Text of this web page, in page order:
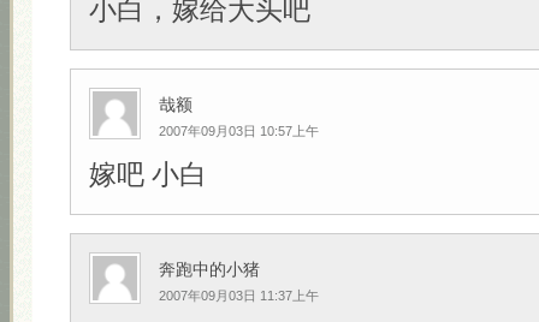
小白，嫁给大头吧
哉额
2007年09月03日 10:57上午
嫁吧 小白
奔跑中的小猪
2007年09月03日 11:37上午